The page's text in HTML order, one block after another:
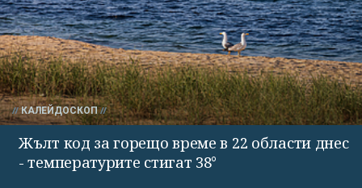
КАЛЕЙДОСКОП
Жълт код за горещо време в 22 области днес
- температурите стигат 38°